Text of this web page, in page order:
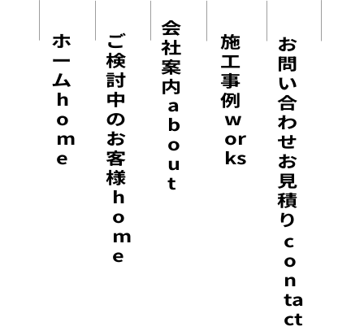
​ホ
ー
ム
h
o
m
e
ご
検
討
中
の
​お
客
様
h
o
m
e
会
社
案
内
a
b
o
u
t
施
工
事
例
w
or
ks
お
問
い
合
わ
せ
​お
見
積
り
c
o
n
ta
ct